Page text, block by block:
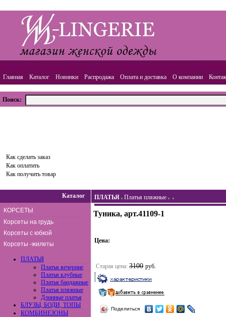
Главная Каталог Новинки Распродажа Оплата и доставка О компании
Поиск:
Как сделать заказ
Как оплатить
Как получить товар
Каталог
КОРСЕТЫ
Корсеты на грудь
Корсеты с юбкой
Корсеты -жилеты
ПЛАТЬЯ
Платья вечерние
Платья клубные
Платья бандажные
Платья пляжные
Длинные платья
БЛУЗЫ, БОДИ, ТОПЫ
КОМБИНЕЗОНЫ
ПЛАТЬЯ Платья пляжные
Туника, арт.41109-1
Цена:
Старая цена: 3100 руб.
Поделиться